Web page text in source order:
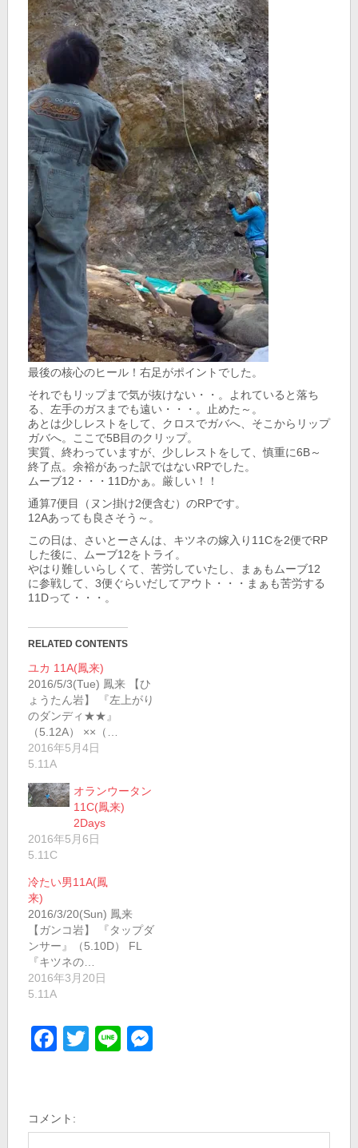
最後の核心のヒール！右足がポイントでした。
それでもリップまで気が抜けない・・。よれていると落ち
る、左手のガスまでも遠い・・・。止めた～。
あとは少しレストをして、クロスでガバへ、そこからリップ
ガバへ。ここで5B目のクリップ。
実質、終わっていますが、少しレストをして、慎重に6B～
終了点。余裕があった訳ではないRPでした。
ムーブ12・・・11Dかぁ。厳しい！！
通算7便目（ヌン掛け2便含む）のRPです。
12Aあっても良さそう～。
この日は、さいとーさんは、キツネの嫁入り11Cを2便でRP
した後に、ムーブ12をトライ。
やはり難しいらしくて、苦労していたし、まぁもムーブ12
に参戦して、3便ぐらいだしてアウト・・・まぁも苦労する
11Dって・・・。
RELATED CONTENTS
ユカ 11A(鳳来)
2016/5/3(Tue) 鳳来 【ひ
ょうたん岩】 『左上がり
のダンディ★★』
（5.12A） ××（…
2016年5月4日
5.11A
オランウータン
11C(鳳来)
2Days
2016年5月6日
5.11C
冷たい男11A(鳳
来)
2016/3/20(Sun) 鳳来
【ガンコ岩】 『タップダ
ンサー』（5.10D） FL
『キツネの…
2016年3月20日
5.11A
Facebook
Twitter
Line
コメント: